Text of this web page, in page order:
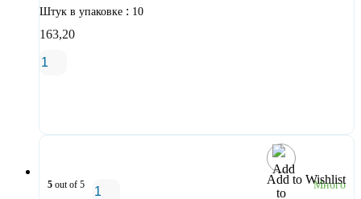
Штук в упаковке : 10
163,20
Add to Wishlist
5 out of 5 Много